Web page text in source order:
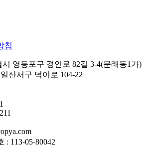
침
영등포구 경인로 82길 3-4(문래동1가)
산서구 덕이로 104-22
: 113-05-80042